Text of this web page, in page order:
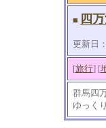
■ 四
更新日
[旅行] [
群馬四
ゆっく